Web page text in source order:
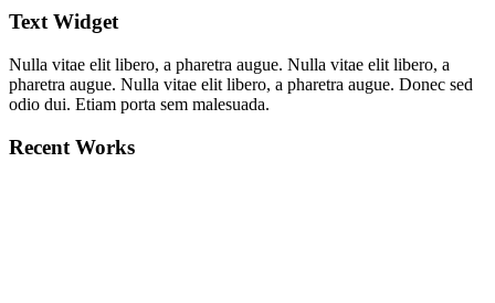
Text Widget
Nulla vitae elit libero, a pharetra augue. Nulla vitae elit libero, a
pharetra augue. Nulla vitae elit libero, a pharetra augue. Donec sed
odio dui. Etiam porta sem malesuada.
Recent Works